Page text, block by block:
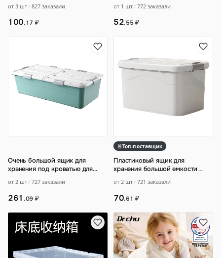
от 3 шт 827 заказали
100.17 ₽
Игрушка Ящик для
от 1 шт 772 заказали
52.55 ₽
Очень большой ящик для
хранения под кроватью для
от 2 шт 727 заказали
261 .09 ₽
Топ-поставщик
Пластиковый ящик для
хранения большой емкости…
от 2 шт 721 заказали
70.61 ₽